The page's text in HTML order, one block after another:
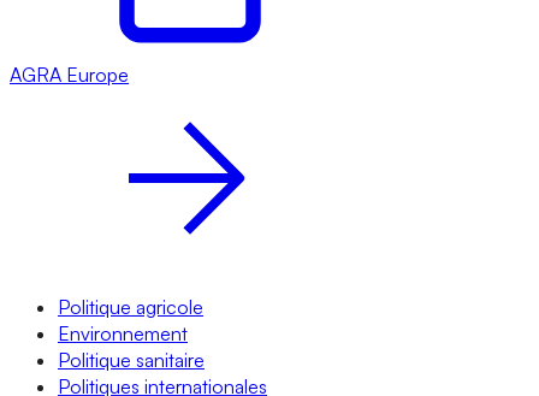
AGRA Europe
Politique agricole
Environnement
Politique sanitaire
Politiques internationales